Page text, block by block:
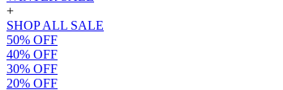
+
SHOP ALL SALE
50% OFF
40% OFF
30% OFF
20% OFF